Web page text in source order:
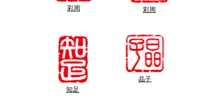
彩周 彩周
知足
晶子